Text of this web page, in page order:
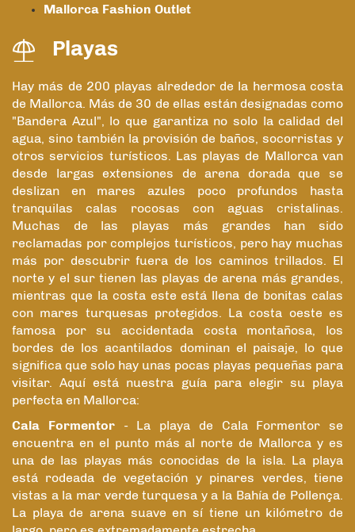
Mallorca Fashion Outlet
Playas
Hay más de 200 playas alrededor de la hermosa costa
de Mallorca. Más de 30 de ellas están designadas como
"Bandera Azul", lo que garantiza no solo la calidad del
agua, sino también la provisión de baños, socorristas y
otros servicios turísticos. Las playas de Mallorca van
desde largas extensiones de arena dorada que se
deslizan en mares azules poco profundos hasta
tranquilas calas rocosas con aguas cristalinas.
Muchas de las playas más grandes han sido
reclamadas por complejos turísticos, pero hay muchas
más por descubrir fuera de los caminos trillados. El
norte y el sur tienen las playas de arena más grandes,
mientras que la costa este está llena de bonitas calas
con mares turquesas protegidos. La costa oeste es
famosa por su accidentada costa montañosa, los
bordes de los acantilados dominan el paisaje, lo que
significa que solo hay unas pocas playas pequeñas para
visitar. Aquí está nuestra guía para elegir su playa
perfecta en Mallorca:
Cala Formentor- La playa de Cala Formentor se
encuentra en el punto más al norte de Mallorca y es
una de las playas más conocidas de la isla. La playa
está rodeada de vegetación y pinares verdes, tiene
vistas a la mar verde turquesa y a la Bahía de Pollença.
La playa de arena suave en sí tiene un kilómetro de